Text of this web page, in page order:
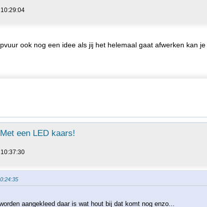
ook nog een idee als jij het helemaal gaat afwerken kan
een LED kaars!
aangekleed daar is wat hout bij dat komt nog enzo...